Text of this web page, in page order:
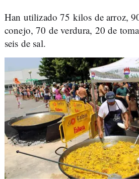
Han utilizado 75 kilos de arroz,
conejo, 70 de verdura, 20 de
seis de sal.